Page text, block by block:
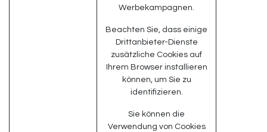
Werbekampagnen.
Beachten Sie, dass einige
Drittanbieter-Dienste
zusätzliche Cookies auf
Ihrem Browser installieren
können, um Sie zu
identifizieren.
Sie können die
Verwendung von Cookies